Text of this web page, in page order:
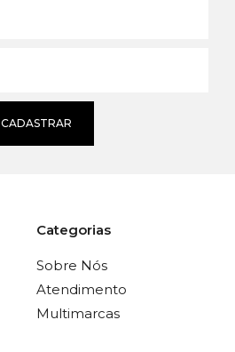
CADASTRAR
Categorias
Sobre Nós
Atendimento
Multimarcas